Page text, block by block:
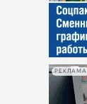
РЕКЛАМА